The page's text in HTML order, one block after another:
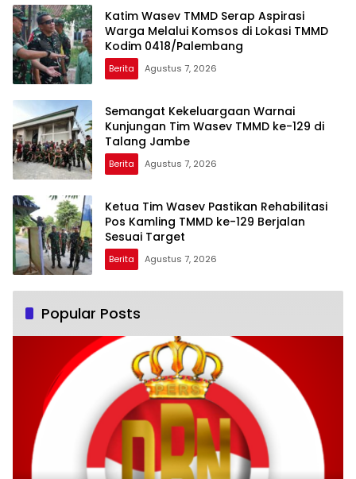
Katim Wasev TMMD Serap Aspirasi
Warga Melalui Komsos di Lokasi TMMD
Kodim 0418/Palembang
Berita Agustus 7, 2026
Semangat Kekeluargaan Warnai
Kunjungan Tim Wasev TMMD ke-129 di
Talang Jambe
Berita Agustus 7, 2026
Ketua Tim Wasev Pastikan Rehabilitasi
Pos Kamling TMMD ke-129 Berjalan
Sesuai Target
Berita Agustus 7, 2026
Popular Posts